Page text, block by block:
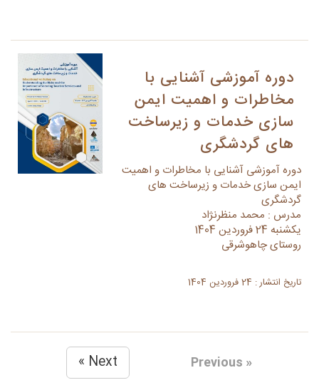
دوره آموزشی آشنایی با
مخاطرات و اهمیت ایمن
سازی خدمات و زیرساخت
های گردشگری
دوره آموزشی آشنایی با مخاطرات و اهمیت
ایمن سازی خدمات و زیرساخت های
گردشگری
مدرس : محمد منظرنژاد
یکشنبه 24 فروردین 1404
روستای چاهوشرقی
تاریخ انتشار : 24 فروردین 1404
« Previous
Next »